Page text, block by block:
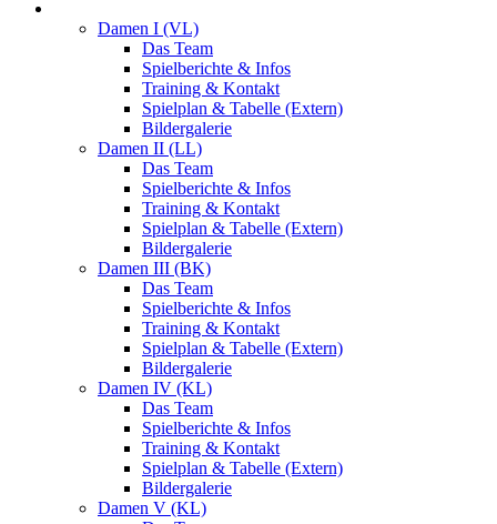
Damen I (VL)
Das Team
Spielberichte & Infos
Training & Kontakt
Spielplan & Tabelle (Extern)
Bildergalerie
Damen II (LL)
Das Team
Spielberichte & Infos
Training & Kontakt
Spielplan & Tabelle (Extern)
Bildergalerie
Damen III (BK)
Das Team
Spielberichte & Infos
Training & Kontakt
Spielplan & Tabelle (Extern)
Bildergalerie
Damen IV (KL)
Das Team
Spielberichte & Infos
Training & Kontakt
Spielplan & Tabelle (Extern)
Bildergalerie
Damen V (KL)